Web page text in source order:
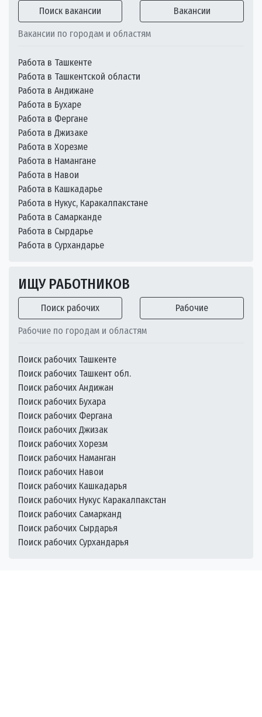
Поиск вакансии Вакансии
Вакансии по городам и областям
Работа в Ташкенте
Работа в Ташкентской области
Работа в Андижане
Работа в Бухаре
Работа в Фергане
Работа в Джизаке
Работа в Хорезме
Работа в Намангане
Работа в Навои
Работа в Кашкадарье
Работа в Нукус, Каракалпакстане
Работа в Самарканде
Работа в Сырдарье
Работа в Сурхандарье
ИЩУ РАБОТНИКОВ
Поиск рабочих Рабочие
Рабочие по городам и областям
Поиск рабочих Ташкенте
Поиск рабочих Ташкент обл.
Поиск рабочих Андижан
Поиск рабочих Бухара
Поиск рабочих Фергана
Поиск рабочих Джизак
Поиск рабочих Хорезм
Поиск рабочих Наманган
Поиск рабочих Навои
Поиск рабочих Кашкадарья
Поиск рабочих Нукус Каракалпакстан
Поиск рабочих Самарканд
Поиск рабочих Сырдарья
Поиск рабочих Сурхандарья